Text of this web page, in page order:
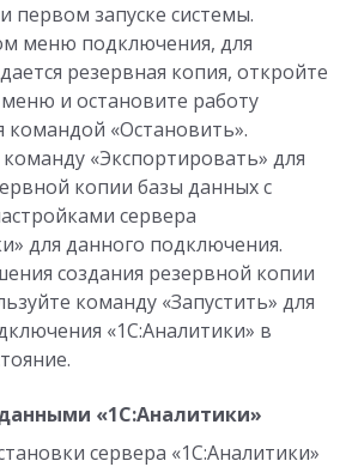
первом запуске системы.
меню подключения, для
резервная копия, откройте
и остановите работу
командой «Остановить».
«Экспортировать» для
копии базы данных с
сервера
для данного подключения.
создания резервной копии
команду «Запустить» для
«1С:Аналитики» в
«1С:Аналитики»
сервера «1С:Аналитики»